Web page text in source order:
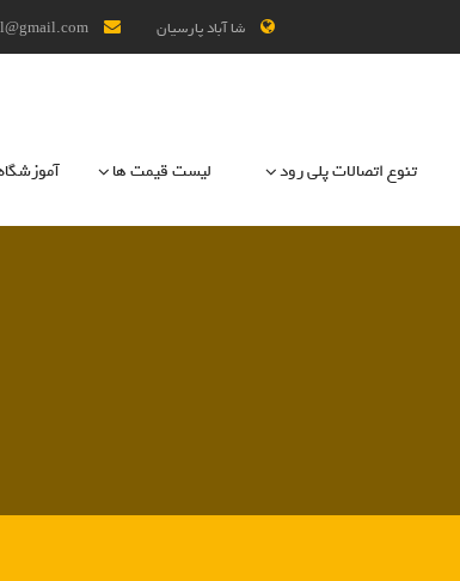
شا آباد پارسیان
تنوع اتصالات پلی رود لیست قیمت ها